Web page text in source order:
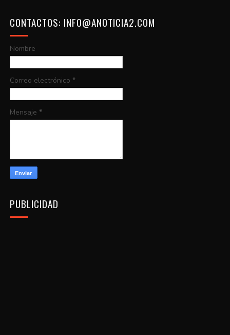
CONTACTOS: INFO@ANOTICIA2.COM
Nombre
Correo electrónico *
Mensaje *
PUBLICIDAD